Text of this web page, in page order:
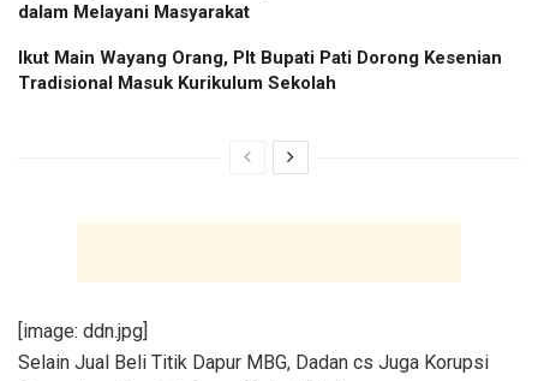
dalam Melayani Masyarakat
Ikut Main Wayang Orang, Plt Bupati Pati Dorong Kesenian
Tradisional Masuk Kurikulum Sekolah
[image: ddn.jpg]
Selain Jual Beli Titik Dapur MBG, Dadan cs Juga Korupsi